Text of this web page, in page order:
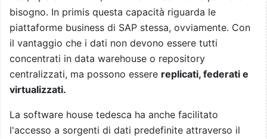
bisogno. In primis questa capacità riguarda le
piattaforme business di SAP stessa, ovviamente. Con
il vantaggio che i dati non devono essere tutti
concentrati in data warehouse o repository
centralizzati, ma possono essere replicati, federati e
virtualizzati.
La software house tedesca ha anche facilitato
l'accesso a sorgenti di dati predefinite attraverso il